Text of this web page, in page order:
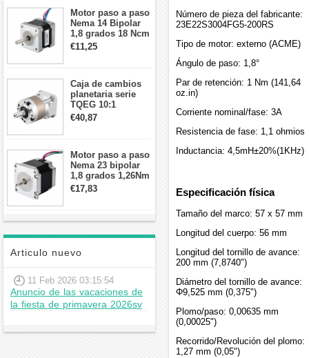
Motor paso a paso
Nema 14 Bipolar
1,8 grados 18 Ncm
0,8 A 5,74 V 35 x
35 x 34 mm 4
€11,25
Caja de cambios
planetaria serie
TQEG 10:1
contragolpe 15
arcmin para motor
€40,87
Motor paso a paso
Nema 23 bipolar
1,8 grados 1,26Nm
2,8A 2,5V
57x57x56mm 4
€17,83
Articulo nuevo
11 Feb 2026 03:15:54
Anuncio de las vacaciones de
la fiesta de primavera 2026sv
Número de pieza del fabricante:
23E22S3004FG5-200RS
Tipo de motor: externo (ACME)
Ángulo de paso: 1,8°
Par de retención: 1 Nm (141,64
oz.in)
Corriente nominal/fase: 3A
Resistencia de fase: 1,1 ohmios
Inductancia: 4,5mH±20%(1KHz)
Especificación física
Tamaño del marco: 57 x 57 mm
Longitud del cuerpo: 56 mm
Longitud del tornillo de avance:
200 mm (7,8740")
Diámetro del tornillo de avance:
Φ9,525 mm (0,375")
Plomo/paso: 0,00635 mm
(0,00025")
Recorrido/Revolución del plomo:
1,27 mm (0,05")